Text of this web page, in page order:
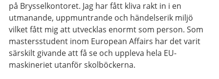
på Brysselkontoret. Jag har fått kliva rakt in i en
utmanande, uppmuntrande och händelserik miljö
vilket fått mig att utvecklas enormt som person. Som
mastersstudent inom European Affairs har det varit
särskilt givande att få se och uppleva hela EU-
maskineriet utanför skolböckerna.